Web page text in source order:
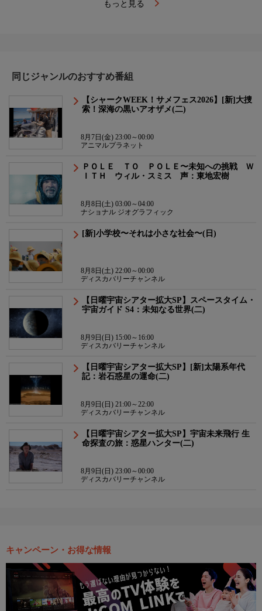
もっと見る
同じジャンルのおすすめ番組
【シャークWEEK！サメフェス2026】[新]大捜
索！深海の黒いアオザメ(二)
8月7日(金) 23:00～00:00
アニマルプラネット
ＰＯＬＥ ＴＯ ＰＯＬＥ〜未知への挑戦 Ｗ
ＩＴＨ ウィル・スミス 声：東地宏樹
8月8日(土) 03:00～04:00
ナショナル ジオグラフィック
[新]小学校〜それは小さな社会〜(日)
8月8日(土) 22:00～00:00
ディスカバリーチャンネル
【日曜宇宙シアター拡大SP】スペースタイム・
宇宙ガイド S4：未知なる世界(二)
8月9日(日) 15:00～16:00
ディスカバリーチャンネル
【日曜宇宙シアター拡大SP】[新]太陽系年代
記：岩石惑星の運命(二)
8月9日(日) 21:00～22:00
ディスカバリーチャンネル
【日曜宇宙シアター拡大SP】宇宙未来飛行 生
命探査の旅：惑星ハンター(二)
8月9日(日) 23:00～00:00
ディスカバリーチャンネル
キャンペーン・お得な情報